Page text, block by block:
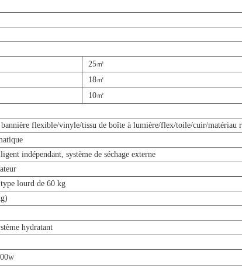
25㎡
18㎡
10㎡
flexible/vinyle/tissu de boîte à lumière/flex/toile/cuir/matériau
indépendant, système de séchage externe
lourd de 60 kg
hydratant